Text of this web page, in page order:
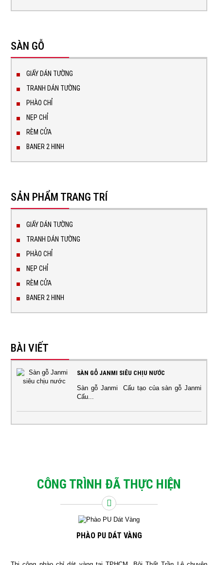
SÀN GỖ
GIẤY DÁN TƯỜNG
TRANH DÁN TƯỜNG
PHÀO CHỈ
NẸP CHỈ
RÈM CỬA
BANER 2 HINH
SẢN PHẨM TRANG TRÍ
GIẤY DÁN TƯỜNG
TRANH DÁN TƯỜNG
PHÀO CHỈ
NẸP CHỈ
RÈM CỬA
BANER 2 HINH
BÀI VIẾT
SÀN GỖ JANMI SIÊU CHỊU NƯỚC
Sàn gỗ Janmi Cấu tạo của sàn gỗ Janmi
Cấu...
CÔNG TRÌNH ĐÃ THỰC HIỆN
PHÀO PU DÁT VÀNG